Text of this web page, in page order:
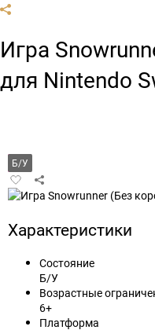
Игра
для Nintendo
Б/У
Добавить
в
Характеристики
Состояние
Б/У
Возрастные
6+
Платформа